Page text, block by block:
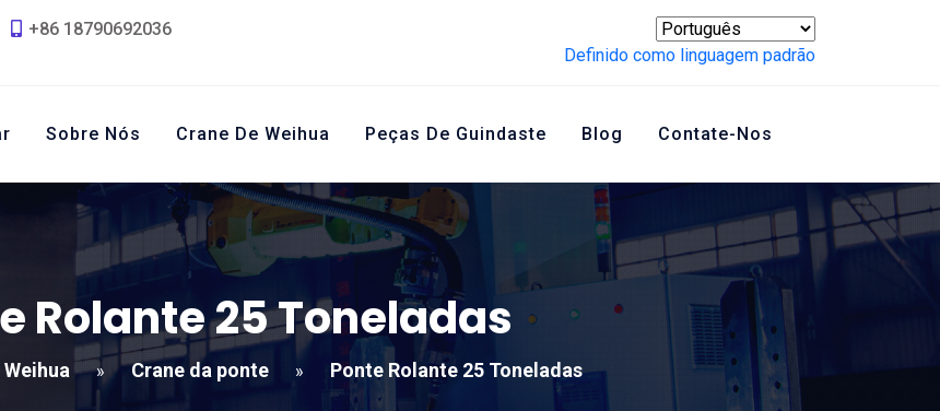
+86 18790692036
Definido como linguagem padrão
Sobre Nós Crane De Weihua Peças De Guindaste Blog Contate-Nos
Rolante 25 Toneladas
» Crane da ponte » Ponte Rolante 25 Toneladas